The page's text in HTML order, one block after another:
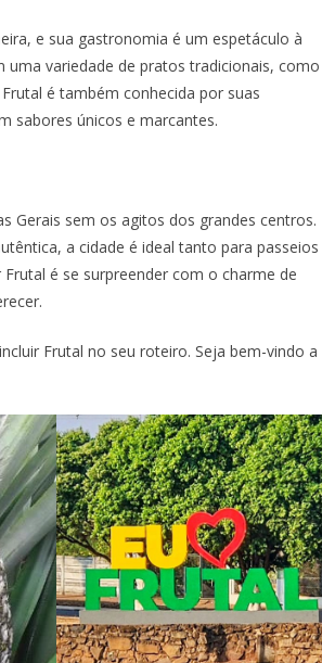
e sua gastronomia é um espetáculo à
uma variedade de pratos tradicionais, como
é também conhecida por suas
sabores únicos e marcantes.
Gerais sem os agitos dos grandes centros.
a cidade é ideal tanto para passeios
é se surpreender com o charme de
Frutal no seu roteiro. Seja bem-vindo a